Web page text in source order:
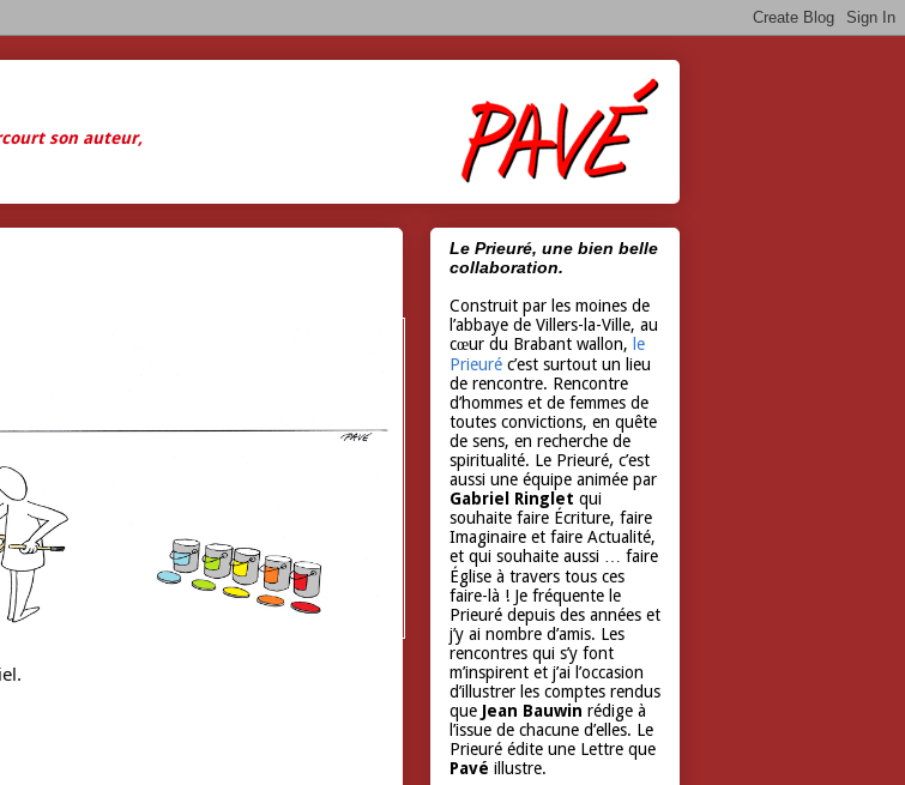
son auteur,
Le Prieuré, une bien belle
collaboration.
Construit par les moines de
l’abbaye de Villers-la-Ville, au
cœur du Brabant wallon, le
Prieuré c’est surtout un lieu
de rencontre. Rencontre
d’hommes et de femmes de
toutes convictions, en quête
de sens, en recherche de
spiritualité. Le Prieuré, c’est
aussi une équipe animée par
Gabriel Ringlet qui
souhaite faire Écriture, faire
Imaginaire et faire Actualité,
et qui souhaite aussi … faire
Église à travers tous ces
faire-là ! Je fréquente le
Prieuré depuis des années et
j’y ai nombre d’amis. Les
rencontres qui s’y font
m’inspirent et j’ai l’occasion
d’illustrer les comptes rendus
que Jean Bauwin rédige à
l’issue de chacune d’elles. Le
Prieuré édite une Lettre que
Pavé illustre.